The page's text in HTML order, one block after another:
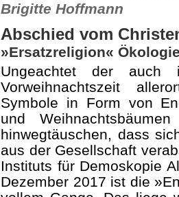
Brigitte Hoffmann
Abschied vom
»Ersatzreligion«
Ungeachtet der
Vorweihnachtszeit
Symbole in Form von
und
hinwegtäuschen, dass
aus der Gesellschaft
Instituts für Demoskopie
Dezember 2017 ist die